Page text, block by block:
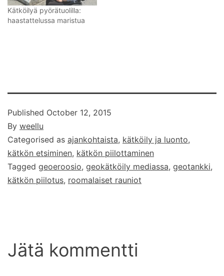
Kätköilyä pyörätuolilla:
haastattelussa maristua
Published October 12, 2015
By weellu
Categorised as ajankohtaista, kätköily ja luonto,
kätkön etsiminen, kätkön piilottaminen
Tagged geoeroosio, geokätköily mediassa, geotankki,
kätkön piilotus, roomalaiset rauniot
Jätä kommentti